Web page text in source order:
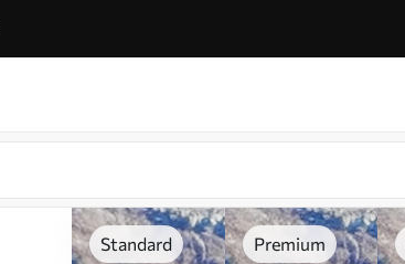
Standard Premium